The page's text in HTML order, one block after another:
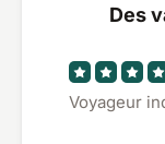
compassion
calme.
paysager,
ou avec
soigné très
Des
Voyageur